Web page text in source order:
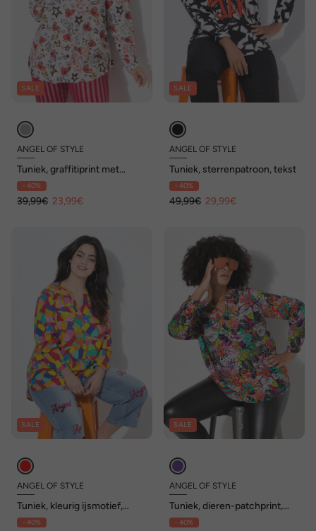
SALE
ANGEL OF STYLE
Tuniek, graffitiprint met
hartjes, lange mouwen
- 40%
39,99€ 23,99€
SALE
ANGEL OF STYLE
Tuniek, sterrenpatroon, tekst
- 40%
49,99€ 29,99€
SALE
ANGEL OF STYLE
Tuniek, kleurig ijsmotief,
lange mouw
- 40%
SALE
ANGEL OF STYLE
Tuniek, dieren-patchprint,
lange mouwen
- 40%